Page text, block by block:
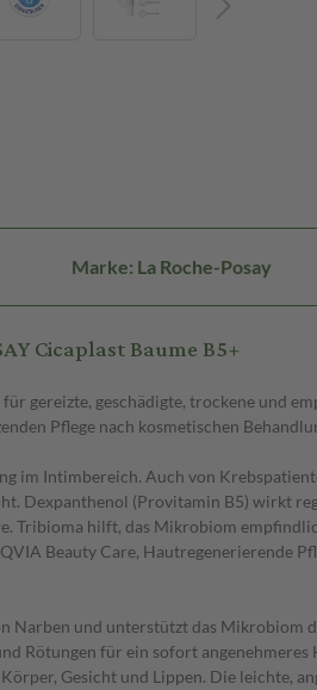
Marke: La Roche-Posay
Cicaplast Baume B5+
gereizte, geschädigte, trockene und
Pflege nach kosmetischen
im Intimbereich. Auch von
Dexpanthenol (Provitamin B5) wirkt
hilft, das Mikrobiom
Beauty Care, Hautregenerierende
Narben und unterstützt das Mikrobiom
Rötungen für ein sofort angenehmeres
Gesicht und Lippen. Die leichte,